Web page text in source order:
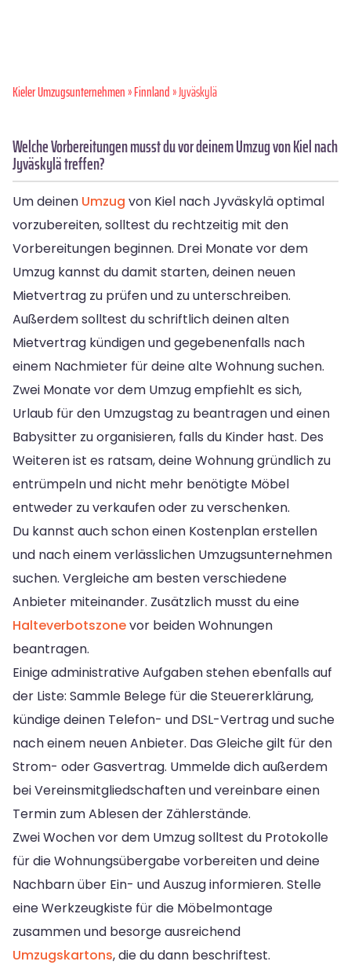
Kieler Umzugsunternehmen»Finnland» Jyväskylä
Welche Vorbereitungen musst du vor deinem Umzug von Kiel nach
Jyväskylä treffen?
Um deinen Umzug von Kiel nach Jyväskylä optimal
vorzubereiten, solltest du rechtzeitig mit den
Vorbereitungen beginnen. Drei Monate vor dem
Umzug kannst du damit starten, deinen neuen
Mietvertrag zu prüfen und zu unterschreiben.
Außerdem solltest du schriftlich deinen alten
Mietvertrag kündigen und gegebenenfalls nach
einem Nachmieter für deine alte Wohnung suchen.
Zwei Monate vor dem Umzug empfiehlt es sich,
Urlaub für den Umzugstag zu beantragen und einen
Babysitter zu organisieren, falls du Kinder hast. Des
Weiteren ist es ratsam, deine Wohnung gründlich zu
entrümpeln und nicht mehr benötigte Möbel
entweder zu verkaufen oder zu verschenken.
Du kannst auch schon einen Kostenplan erstellen
und nach einem verlässlichen Umzugsunternehmen
suchen. Vergleiche am besten verschiedene
Anbieter miteinander. Zusätzlich musst du eine
Halteverbotszonevor beiden Wohnungen
beantragen.
Einige administrative Aufgaben stehen ebenfalls auf
der Liste: Sammle Belege für die Steuererklärung,
kündige deinen Telefon- und DSL-Vertrag und suche
nach einem neuen Anbieter. Das Gleiche gilt für den
Strom- oder Gasvertrag. Ummelde dich außerdem
bei Vereinsmitgliedschaften und vereinbare einen
Termin zum Ablesen der Zählerstände.
Zwei Wochen vor dem Umzug solltest du Protokolle
für die Wohnungsübergabe vorbereiten und deine
Nachbarn über Ein- und Auszug informieren. Stelle
eine Werkzeugkiste für die Möbelmontage
zusammen und besorge ausreichend
Umzugskartons, die du dann beschriftest.